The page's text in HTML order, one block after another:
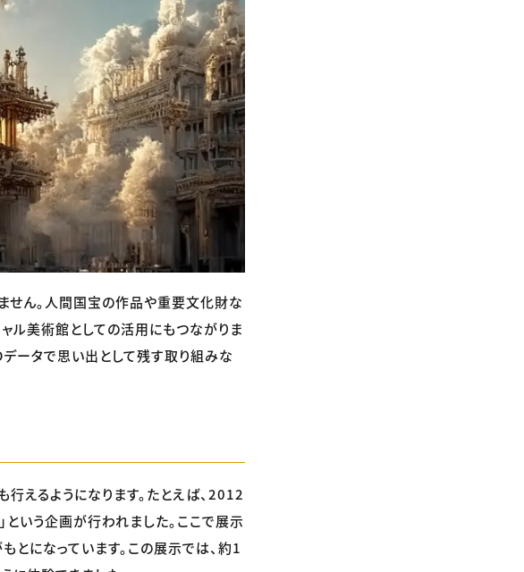
せん。人間国宝の作品や重要文化財な
ル美術館としての活用にもつながりま
ータで思い出として残す取り組みな
えるようになります。たとえば、2012
いう企画が行われました。ここで展示
とになっています。この展示では、約1